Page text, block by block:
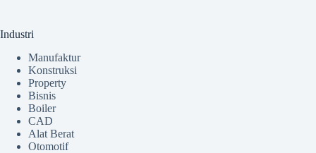
Industri
Manufaktur
Konstruksi
Property
Bisnis
Boiler
CAD
Alat Berat
Otomotif